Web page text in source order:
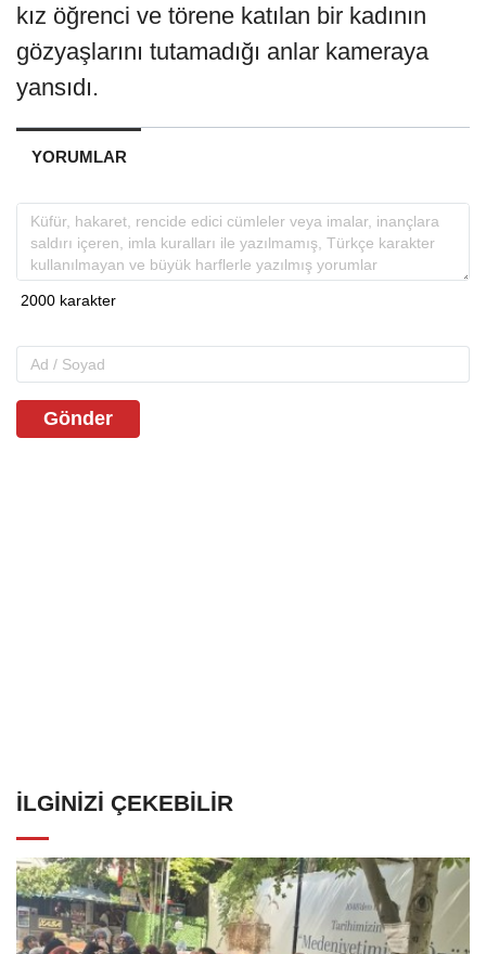
kız öğrenci ve törene katılan bir kadının
gözyaşlarını tutamadığı anlar kameraya
yansıdı.
YORUMLAR
Gönder
İLGINIZI ÇEKEBILIR